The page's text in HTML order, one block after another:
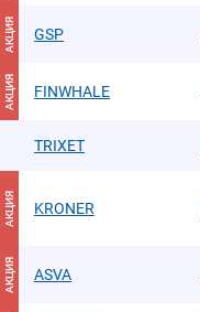
АКЦИЯ GSP
АКЦИЯ FINWHALE
TRIXET
АКЦИЯ KRONER
АКЦИЯ ASVA